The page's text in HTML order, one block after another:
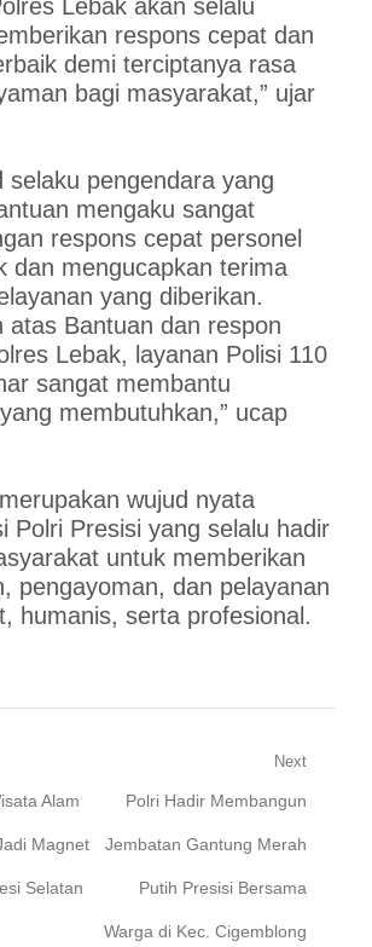
Lebak akan selalu
respons cepat dan
demi terciptanya rasa
bagi masyarakat,” ujar
selaku pengendara yang
mengaku sangat
respons cepat personel
dan mengucapkan terima
yang diberikan.
atas Bantuan dan respon
Lebak, layanan Polisi 110
sangat membantu
membutuhkan,” ucap
wujud nyata
Polri Presisi yang selalu hadir
untuk memberikan
pengayoman, dan pelayanan
humanis, serta profesional.
Alam
Magnet
Selatan
Next
Next
post:
Polri Hadir Membangun
Jembatan Gantung Merah
Putih Presisi Bersama
Warga di Kec. Cigemblong